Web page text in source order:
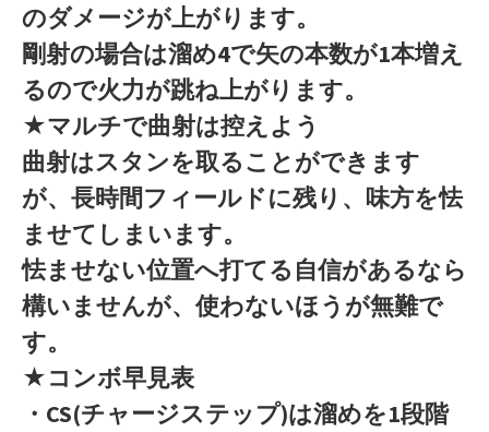
のダメージが上がります。
剛射の場合は溜め4で矢の本数が1本増え
るので火力が跳ね上がります。
★マルチで曲射は控えよう
曲射はスタンを取ることができます
が、長時間フィールドに残り、味方を怯
ませてしまいます。
怯ませない位置へ打てる自信があるなら
構いませんが、使わないほうが無難で
す。
★コンボ早見表
・CS(チャージステップ)は溜めを1段階